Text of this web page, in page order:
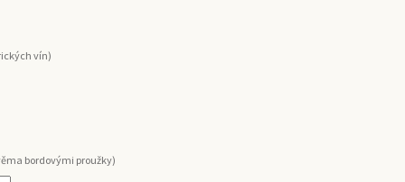
vín)
bordovými proužky)